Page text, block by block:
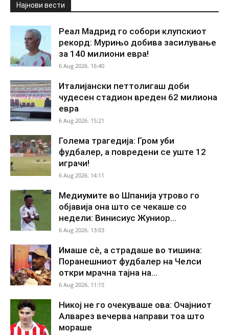
Најнови вести
Реал Мадрид го собори клупскиот
рекорд: Мурињо добива засилување
за 140 милиони евра!
6 Aug 2026. 16:40
Италијански петтолигаш доби
чудесен стадион вреден 62 милиона
евра
6 Aug 2026. 15:21
Голема трагедија: Гром уби
фудбалер, а повредени се уште 12
играчи!
6 Aug 2026. 14:11
Медиумите во Шпанија утрово го
објавија она што се чекаше со
недели: Винисиус Жуниор...
6 Aug 2026. 13:03
Имаше сè, а страдаше во тишина:
Поранешниот фудбалер на Челси
откри мрачна тајна на...
6 Aug 2026. 11:15
Никој не го очекуваше ова: Очајниот
Алварез вечерва направи тоа што
мораше